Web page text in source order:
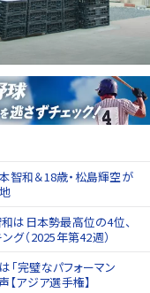
智和＆18歳・松島輝空が
は日本勢最高位の4位、
（2025年第42週）
完璧なパフォーマン
アジア選手権】